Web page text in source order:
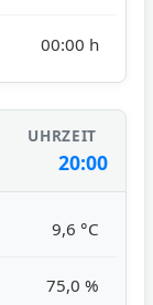
00:00 h
20:00
9,6 °C
75,0 %